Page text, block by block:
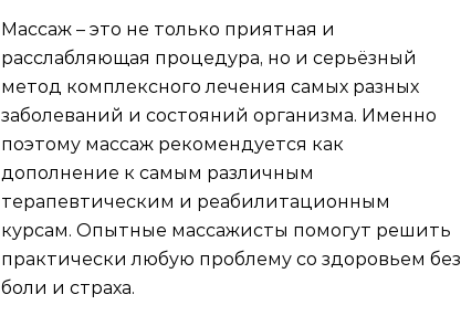
Массаж – это не только приятная и
расслабляющая процедура, но и серьёзный
метод комплексного лечения самых разных
заболеваний и состояний организма. Именно
поэтому массаж рекомендуется как
дополнение к самым различным
терапевтическим и реабилитационным
курсам. Опытные массажисты помогут решить
практически любую проблему со здоровьем без
боли и страха.